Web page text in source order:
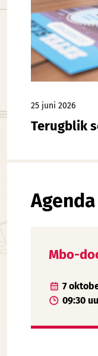
25 juni 2026
Terugblik
Agenda
Mbo-
7
09:30